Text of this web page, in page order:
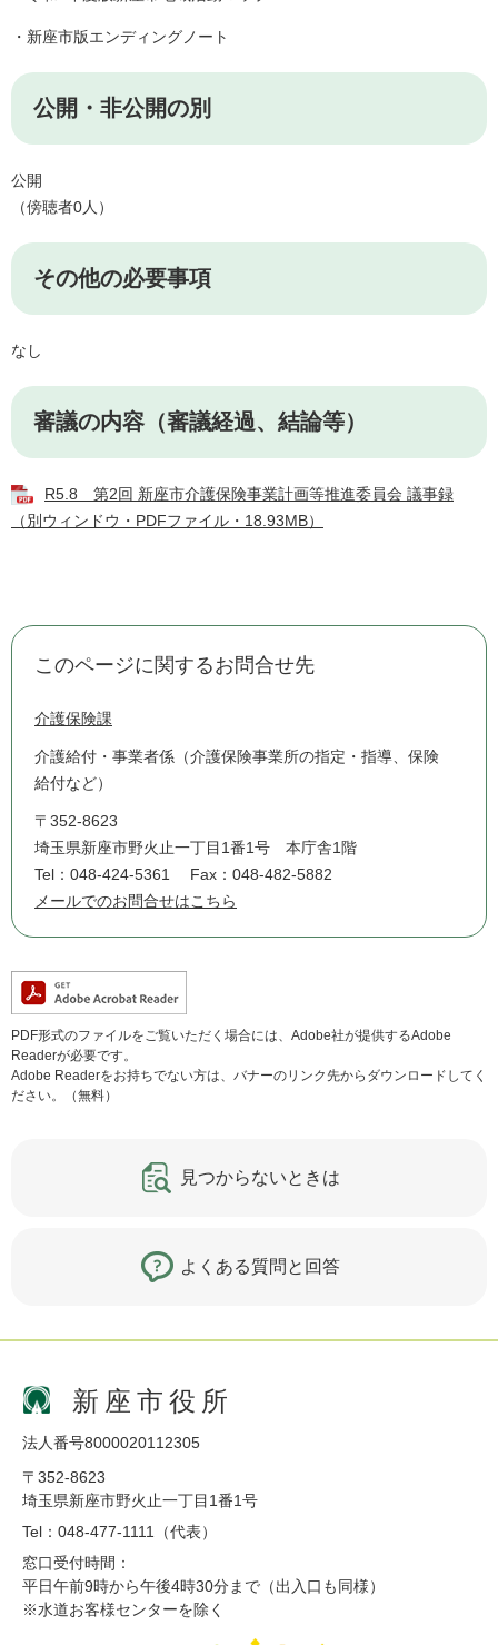
・新座市版エンディングノート
公開・非公開の別
公開
（傍聴者0人）
その他の必要事項
なし
審議の内容（審議経過、結論等）
R5.8 第2回 新座市介護保険事業計画等推進委員会 議事録
（別ウィンドウ・PDFファイル・18.93MB）
このページに関するお問合せ先
介護保険課
介護給付・事業者係（介護保険事業所の指定・指導、保険
給付など）
〒352-8623
埼玉県新座市野火止一丁目1番1号 本庁舎1階
Tel：048-424-5361
Fax：048-482-5882
メールでのお問合せはこちら
PDF形式のファイルをご覧いただく場合には、Adobe社が提供するAdobe
Readerが必要です。
Adobe Readerをお持ちでない方は、バナーのリンク先からダウンロードしてく
ださい。（無料）
見つからないときは
よくある質問と回答
新座市役所
法人番号8000020112305
〒352-8623
埼玉県新座市野火止一丁目1番1号
Tel：048-477-1111（代表）
窓口受付時間：
平日午前9時から午後4時30分まで（出入口も同様）
※水道お客様センターを除く